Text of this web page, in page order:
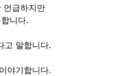
언급하지만
니다.
고 말합니다.
야기합니다.